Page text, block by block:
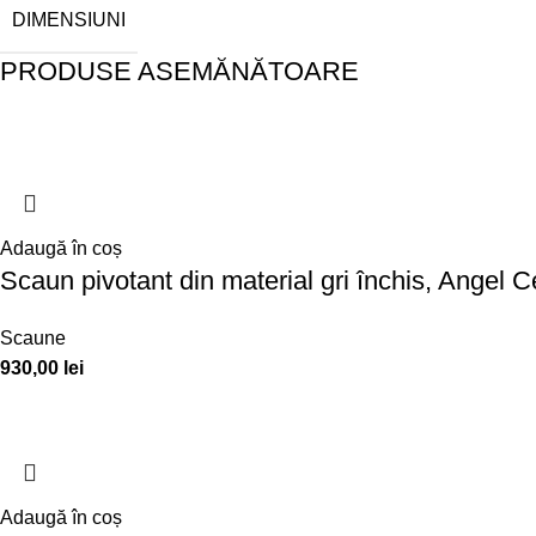
DIMENSIUNI
PRODUSE ASEMĂNĂTOARE
Adaugă în coș
Scaun pivotant din material gri închis, Angel
Scaune
930,00 lei
Adaugă în coș